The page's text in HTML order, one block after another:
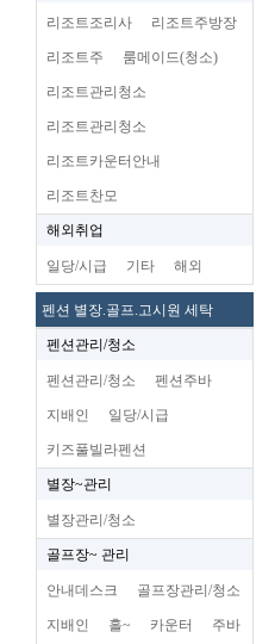
리조트조리사 리조트주방장
리조트주 룸메이드(청소)
리조트관리청소
리조트관리청소
리조트카운터안내
리조트찬모
해외취업
일당/시급 기타 해외
펜션 별장.골프.고시원 세탁
펜션관리/청소
펜션관리/청소 펜션주바
지배인 일당/시급
키즈풀빌라펜션
별장~관리
별장관리/청소
골프장~ 관리
안내데스크 골프장관리/청소
지배인 홀~ 카운터 주바